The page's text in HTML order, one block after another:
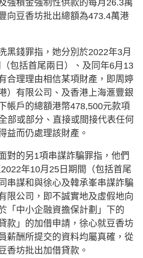
強積金強制性供款的每月26.3萬
向豆香坊批出總額為473.4萬港
黑錢罪指，她分別於2022年3月
包括首尾兩日）、及同年6月13
合理理由相信某項財產，即周婷
）有限公司、及香港上海滙豐銀
帳戶的總額港幣478,500元款項
部或部分、直接或間接代表任何
益而仍處理該財產。
對的另1項串謀詐騙罪指，他們
年10月25日期間（包括首尾
串謀和與徐心及韓承峯串謀詐騙
限公司，即不誠實地及虛假地向
「中小企融資擔保計劃」下的
款」的加借申請，徐心就豆香坊
薪酬所提交的資料均屬真確，從
香坊批出加借貸款。